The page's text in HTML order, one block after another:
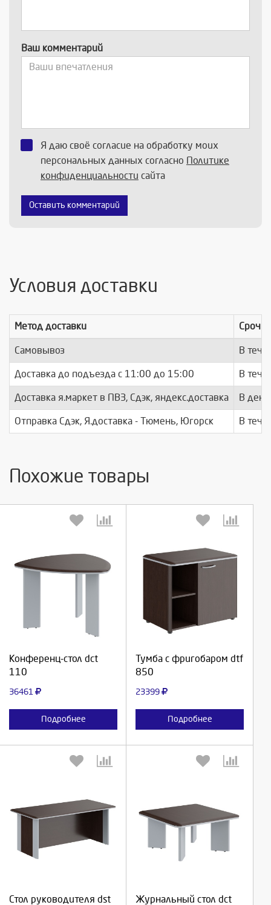
Ваш комментарий
Я даю своё согласие на обработку моих
персональных данных согласно Политике
конфиденциальности сайта
Оставить комментарий
Условия доставки
Метод доставки
Самовывоз В
Доставка до подъезда c 11:00 до 15:00 В
Доставка я.маркет в ПВЗ, Сдэк, яндекс.доставка В день
Отправка Сдэк, Я.доставка - Тюмень, Югорск В
Похожие товары
Конференц-стол dct
110
36461
Подробнее
Тумба с фригобаром dtf
850
23399
Подробнее
Выберите количество:
Стол руководителя dst
Выберите количество:
Журнальный стол dct